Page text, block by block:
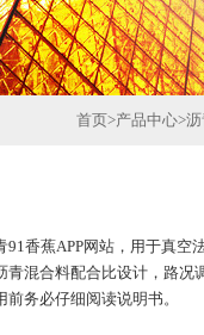
首页>产品中心>
香蕉APP网站，用于真空
合料配合比设计，路况调查
务必仔细阅读说明书。